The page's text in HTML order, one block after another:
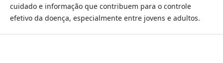
cuidado e informação que contribuem para o controle
efetivo da doença, especialmente entre jovens e adultos.